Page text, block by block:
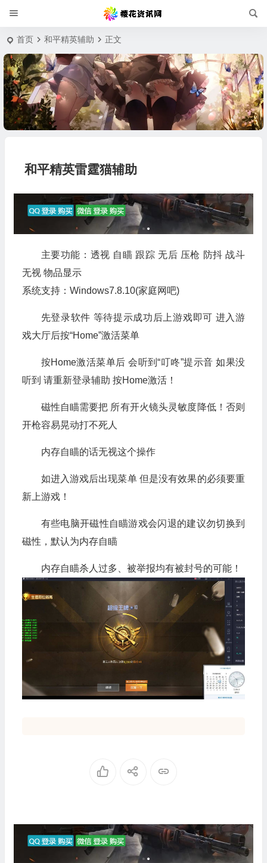
首页 和平精英辅助 正文
和平精英雷霆猫辅助
主要功能：透视 自瞄 跟踪 无后 压枪 防抖 战斗
无视 物品显示
系统支持：Windows7.8.10(家庭网吧)
先登录软件 等待提示成功后上游戏即可 进入游
戏大厅后按“Home”激活菜单
按Home激活菜单后 会听到“叮咚”提示音 如果没
听到 请重新登录辅助 按Home激活！
磁性自瞄需要把 所有开火镜头灵敏度降低！否则
开枪容易晃动打不死人
内存自瞄的话无视这个操作
如进入游戏后出现菜单 但是没有效果的必须要重
新上游戏！
有些电脑开磁性自瞄游戏会闪退的建议勿切换到
磁性，默认为内存自瞄
内存自瞄杀人过多、被举报均有被封号的可能！